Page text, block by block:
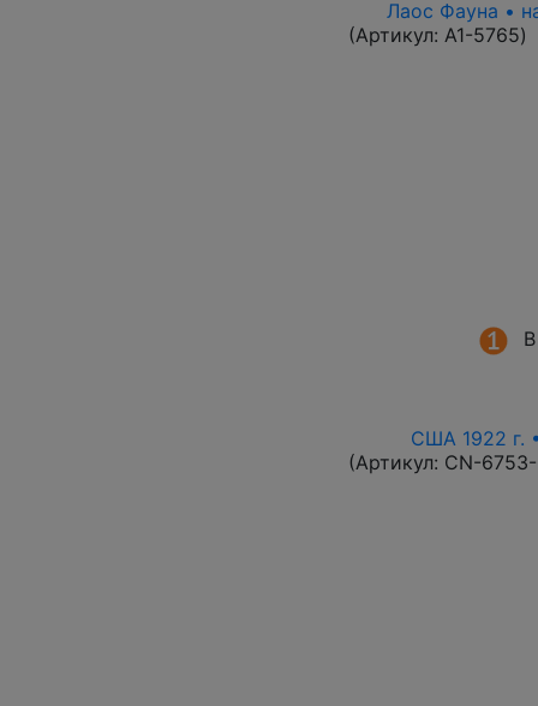
Лаос Фауна •
(Артикул: A1-5765)
США 1922 г.
(Артикул: CN-